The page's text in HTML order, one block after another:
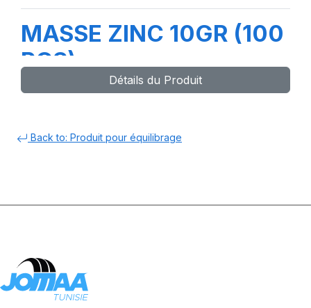
MASSE ZINC 10GR (100
PCS)
Détails du Produit
Back to: Produit pour équilibrage